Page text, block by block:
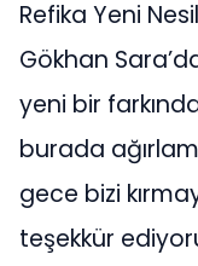
Refika Yeni
Gökhan
yeni bir
burada
gece bizi
teşekkür